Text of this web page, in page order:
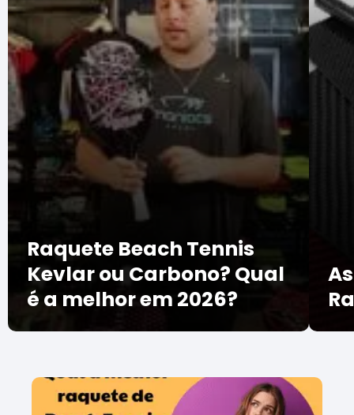
Raquete Beach Tennis
Kevlar ou Carbono? Qual
é a melhor em 2026?